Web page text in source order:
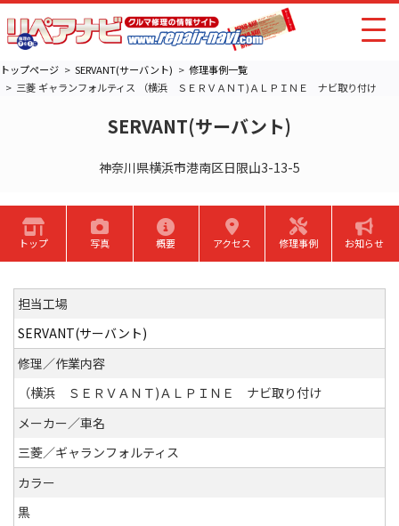
トップページ SERVANT(サーバント)
修理事例一覧
三菱 ギャランフォルティス （横浜 ＳＥＲＶＡＮＴ)ＡＬＰＩＮＥ ナビ取り付け
SERVANT(サーバント)
神奈川県横浜市港南区日限山3-13-5
トップ 写真 概要 アクセス 修理事例 お知らせ
担当工場
SERVANT(サーバント)
修理／作業内容
（横浜 ＳＥＲＶＡＮＴ)ＡＬＰＩＮＥ ナビ取り付け
メーカー／車名
三菱／ギャランフォルティス
カラー
黒